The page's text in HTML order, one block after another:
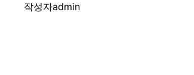
작성자admin